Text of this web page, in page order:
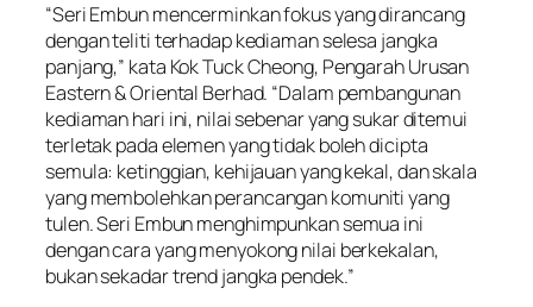
“Seri Embun mencerminkan fokus yang dirancang
dengan teliti terhadap kediaman selesa jangka
panjang,” kata Kok Tuck Cheong, Pengarah Urusan
Eastern & Oriental Berhad. “Dalam pembangunan
kediaman hari ini, nilai sebenar yang sukar ditemui
terletak pada elemen yang tidak boleh dicipta
semula: ketinggian, kehijauan yang kekal, dan skala
yang membolehkan perancangan komuniti yang
tulen. Seri Embun menghimpunkan semua ini
dengan cara yang menyokong nilai berkekalan,
bukan sekadar trend jangka pendek.”